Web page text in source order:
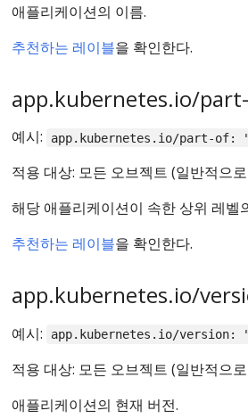
애플리케이션의 이름.
추천하는 레이블을 확인한다.
app.kubernetes.io/
예시: app.kubernetes.io/part-of:
적용 대상: 모든 오브젝트 (일반적으로
해당 애플리케이션이 속한 상위 레벨
추천하는 레이블을 확인한다.
app.kubernetes.io/
예시: app.kubernetes.io/version:
적용 대상: 모든 오브젝트 (일반적으로
애플리케이션의 현재 버전.